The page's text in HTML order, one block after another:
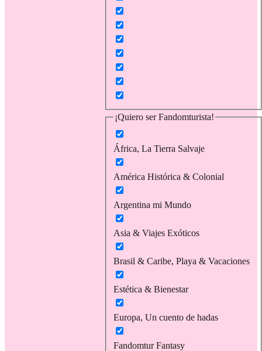
¡Quiero ser Fandomturista!
África, La Tierra Salvaje
América Histórica & Colonial
Argentina mi Mundo
Asia & Viajes Exóticos
Brasil & Caribe, Playa & Vacaciones
Estética & Bienestar
Europa, Un cuento de hadas
Fandomtur Fantasy